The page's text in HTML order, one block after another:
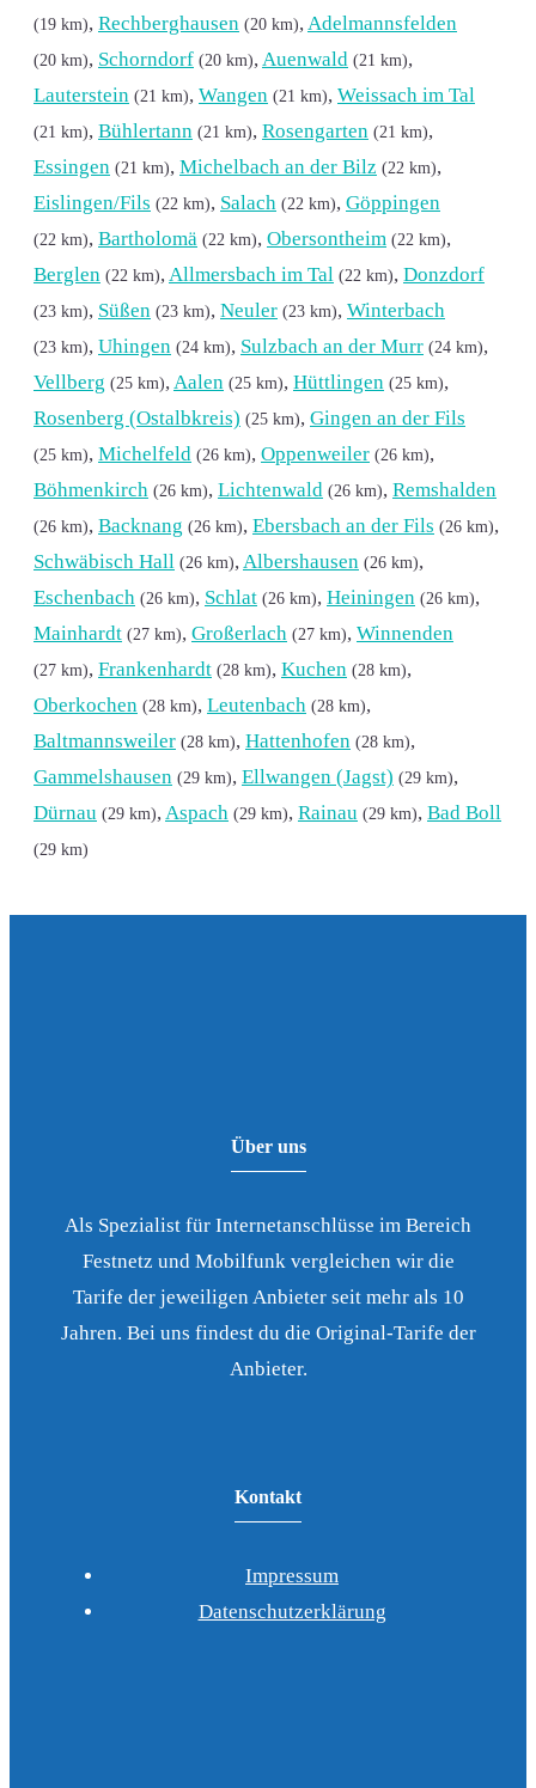
(19 km), Rechberghausen (20 km), Adelmannsfelden
(20 km), Schorndorf (20 km), Auenwald (21 km),
Lauterstein (21 km), Wangen (21 km), Weissach im Tal
(21 km), Bühlertann (21 km), Rosengarten (21 km),
Essingen (21 km), Michelbach an der Bilz (22 km),
Eislingen/Fils (22 km), Salach (22 km), Göppingen
(22 km), Bartholomä (22 km), Obersontheim (22 km),
Berglen (22 km), Allmersbach im Tal (22 km), Donzdorf
(23 km), Süßen (23 km), Neuler (23 km), Winterbach
(23 km), Uhingen (24 km), Sulzbach an der Murr (24 km),
Vellberg (25 km), Aalen (25 km), Hüttlingen (25 km),
Rosenberg (Ostalbkreis) (25 km), Gingen an der Fils
(25 km), Michelfeld (26 km), Oppenweiler (26 km),
Böhmenkirch (26 km), Lichtenwald (26 km), Remshalden
(26 km), Backnang (26 km), Ebersbach an der Fils (26 km),
Schwäbisch Hall (26 km), Albershausen (26 km),
Eschenbach (26 km), Schlat (26 km), Heiningen (26 km),
Mainhardt (27 km), Großerlach (27 km), Winnenden
(27 km), Frankenhardt (28 km), Kuchen (28 km),
Oberkochen (28 km), Leutenbach (28 km),
Baltmannsweiler (28 km), Hattenhofen (28 km),
Gammelshausen (29 km), Ellwangen (Jagst) (29 km),
Dürnau (29 km), Aspach (29 km), Rainau (29 km), Bad Boll
(29 km)
Über uns
Als Spezialist für Internetanschlüsse im Bereich
Festnetz und Mobilfunk vergleichen wir die
Tarife der jeweiligen Anbieter seit mehr als 10
Jahren. Bei uns findest du die Original-Tarife der
Anbieter.
Kontakt
Impressum
Datenschutzerklärung